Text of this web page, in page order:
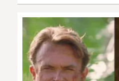
INSÓLITAS
MULTIMEDIA
IMPRESO